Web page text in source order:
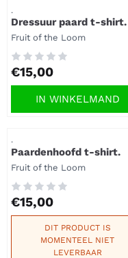
.
Dressuur paard t-shirt.
Merk:
Fruit of the Loom
Prijs: 15,00
€15,00
IN WINKELMAND
Artikelnummer
.
Paardenhoofd t-shirt.
Merk:
Fruit of the Loom
Prijs: 15,00
€15,00
DIT PRODUCT IS
MOMENTEEL NIET
LEVERBAAR